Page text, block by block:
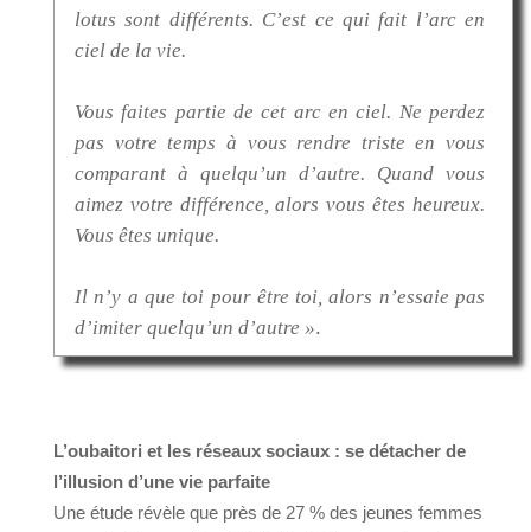
lotus sont différents. C’est ce qui fait l’arc en
ciel de la vie.
Vous faites partie de cet arc en ciel. Ne perdez
pas votre temps à vous rendre triste en vous
comparant à quelqu’un d’autre. Quand vous
aimez votre différence, alors vous êtes heureux.
Vous êtes unique.
Il n’y a que toi pour être toi, alors n’essaie pas
d’imiter quelqu’un d’autre ».
L’oubaitori et les réseaux sociaux : se détacher de
l’illusion d’une vie parfaite
Une étude révèle que près de 27 % des jeunes femmes